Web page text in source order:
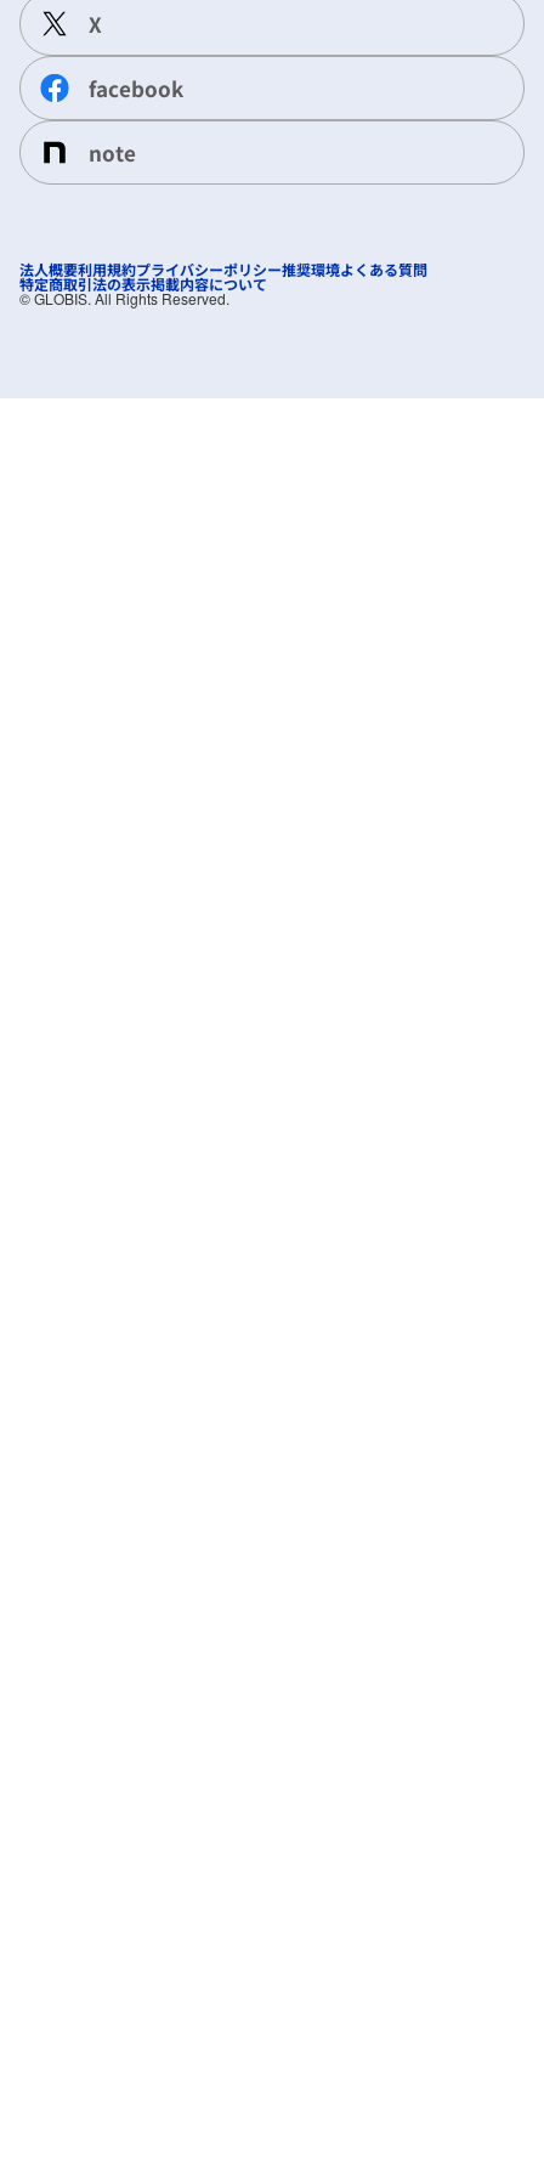
X
facebook
note
法人概要利用規約プライバシーポリシー推奨環境よくある質問
特定商取引法の表示掲載内容について
©︎ GLOBIS. All Rights Reserved.